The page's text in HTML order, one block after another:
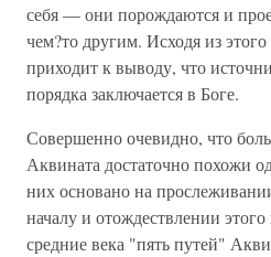
себя — они порождаются и
чем?то другим. Исходя из
приходит к выводу, что
порядка заключается в Боге.
Совершенно очевидно, что
Аквината достаточно похожи
них основано на
началу и отождествлении
средние века "пять путей"